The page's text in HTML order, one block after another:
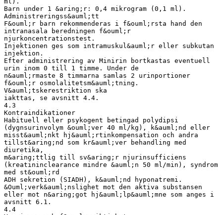
Barn under 1 &aring;r: 0,4 mikrogram (0,1 ml).
Administreringss&auml;tt
F&ouml;r barn rekommenderas i f&ouml;rsta hand den
intranasala beredningen f&ouml;r
njurkoncentrationstest.
Injektionen ges som intramuskul&auml;r eller subkutan
injektion.
Efter administrering av Minirin bortkastas eventuell
urin inom 0 till 1 timme. Under de
n&auml;rmaste 8 timmarna samlas 2 urinportioner
f&ouml;r osmolalitetsm&auml;tning.
V&auml;tskerestriktion ska
iakttas, se avsnitt 4.4.
4.3
Kontraindikationer
Habituell eller psykogent betingad polydipsi
(dygnsurinvolym &ouml;ver 40 ml/kg), k&auml;nd eller
misst&auml;nkt hj&auml;rtinkompensation och andra
tillst&aring;nd som kr&auml;ver behandling med
diuretika,
m&aring;ttlig till sv&aring;r njurinsufficiens
(kreatininclearance mindre &auml;n 50 ml/min), syndrom
med st&ouml;rd
ADH sekretion (SIADH), k&auml;nd hyponatremi.
&Ouml;verk&auml;nslighet mot den aktiva substansen
eller mot n&aring;got hj&auml;lp&auml;mne som anges i
avsnitt 6.1.
4.4